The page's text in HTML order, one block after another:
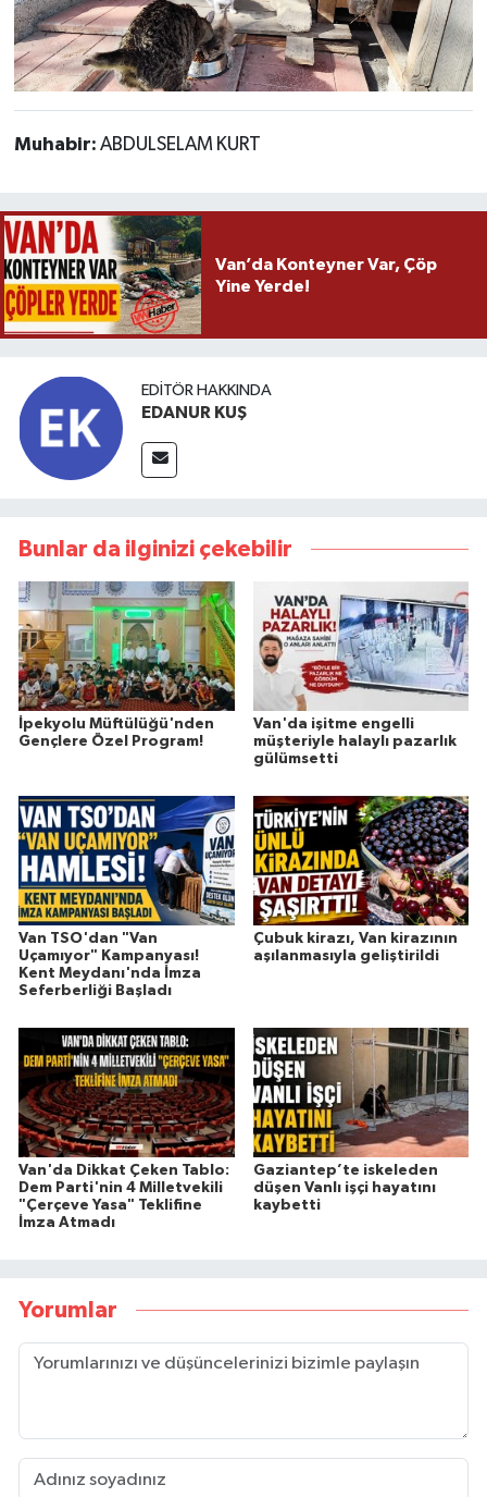
Muhabir: ABDULSELAM KURT
Van’da Konteyner Var, Çöp
Yine Yerde!
EDITÖR HAKKINDA
EDANUR KUŞ
Bunlar da ilginizi çekebilir
İpekyolu Müftülüğü'nden
Gençlere Özel Program!
Van'da işitme engelli
müşteriyle halaylı pazarlık
gülümsetti
Van TSO'dan "Van
Uçamıyor" Kampanyası!
Kent Meydanı'nda İmza
Seferberliği Başladı
Çubuk kirazı, Van kirazının
aşılanmasıyla geliştirildi
Van'da Dikkat Çeken Tablo:
Dem Parti'nin 4 Milletvekili
"Çerçeve Yasa" Teklifine
İmza Atmadı
Gaziantep’te iskeleden
düşen Vanlı işçi hayatını
kaybetti
Yorumlar